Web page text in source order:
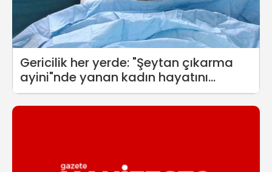
Gericilik her yerde: "Şeytan çıkarma
ayini"nde yanan kadın hayatını
kaybetti